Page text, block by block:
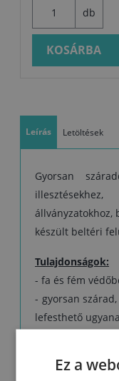
- A bevonat
szebb lesz a bevonat
- A zománc nagyon
felhordani. Ezért
db
KOSÁRBA
Leírás Letöltések
Gyorsan
állványzatokhoz,
készült beltéri
Tulajdonságok:
- fa és fém
- gyorsan
lefesthető
- jóEz a